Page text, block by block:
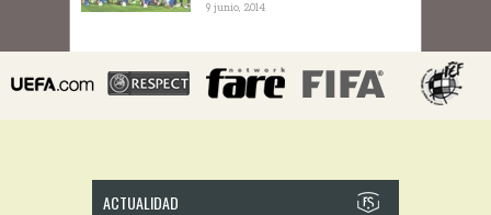
9 junio, 2014
ACTUALIDAD